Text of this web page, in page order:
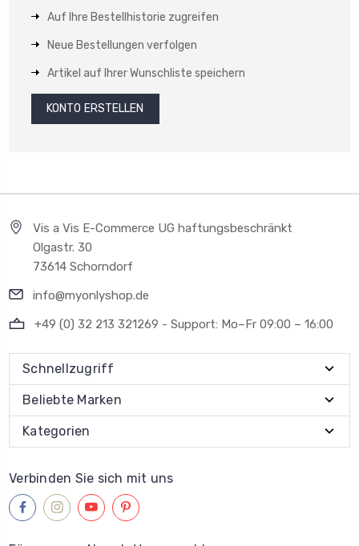
Auf Ihre Bestellhistorie zugreifen
Neue Bestellungen verfolgen
Artikel auf Ihrer Wunschliste speichern
KONTO ERSTELLEN
Vis a Vis E-Commerce UG haftungsbeschränkt
Olgastr. 30
73614 Schorndorf
info@myonlyshop.de
+49 (0) 32 213 321269 - Support: Mo–Fr 09:00 – 16:00
Schnellzugriff
Beliebte Marken
Kategorien
Verbinden Sie sich mit uns